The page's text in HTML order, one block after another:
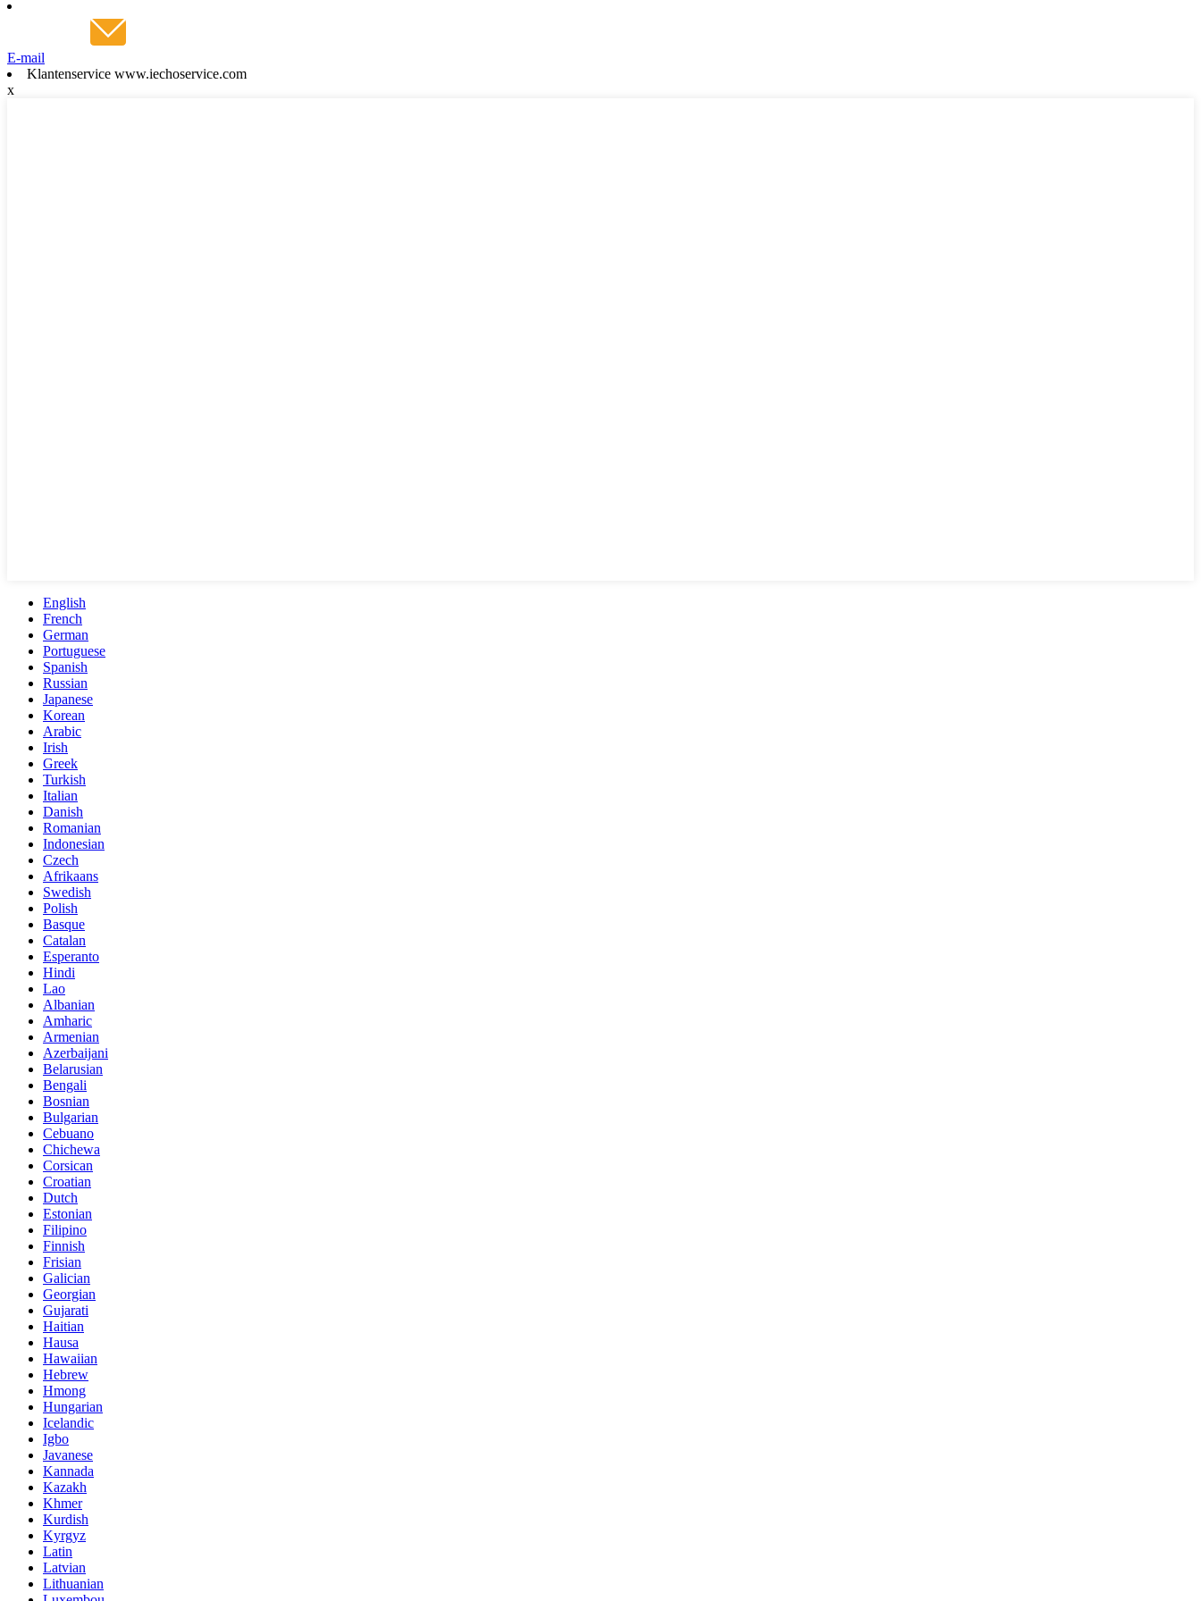
E-mail
Klantenservice www.iechoservice.com
x
English
French
German
Portuguese
Spanish
Russian
Japanese
Korean
Arabic
Irish
Greek
Turkish
Italian
Danish
Romanian
Indonesian
Czech
Afrikaans
Swedish
Polish
Basque
Catalan
Esperanto
Hindi
Lao
Albanian
Amharic
Armenian
Azerbaijani
Belarusian
Bengali
Bosnian
Bulgarian
Cebuano
Chichewa
Corsican
Croatian
Dutch
Estonian
Filipino
Finnish
Frisian
Galician
Georgian
Gujarati
Haitian
Hausa
Hawaiian
Hebrew
Hmong
Hungarian
Icelandic
Igbo
Javanese
Kannada
Kazakh
Khmer
Kurdish
Kyrgyz
Latin
Latvian
Lithuanian